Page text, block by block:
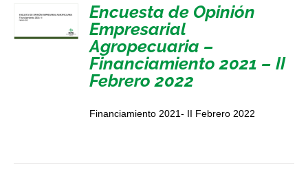
Encuesta de Opinión
Empresarial
Agropecuaria –
Financiamiento 2021 – II
Febrero 2022
Financiamiento 2021- II Febrero 2022